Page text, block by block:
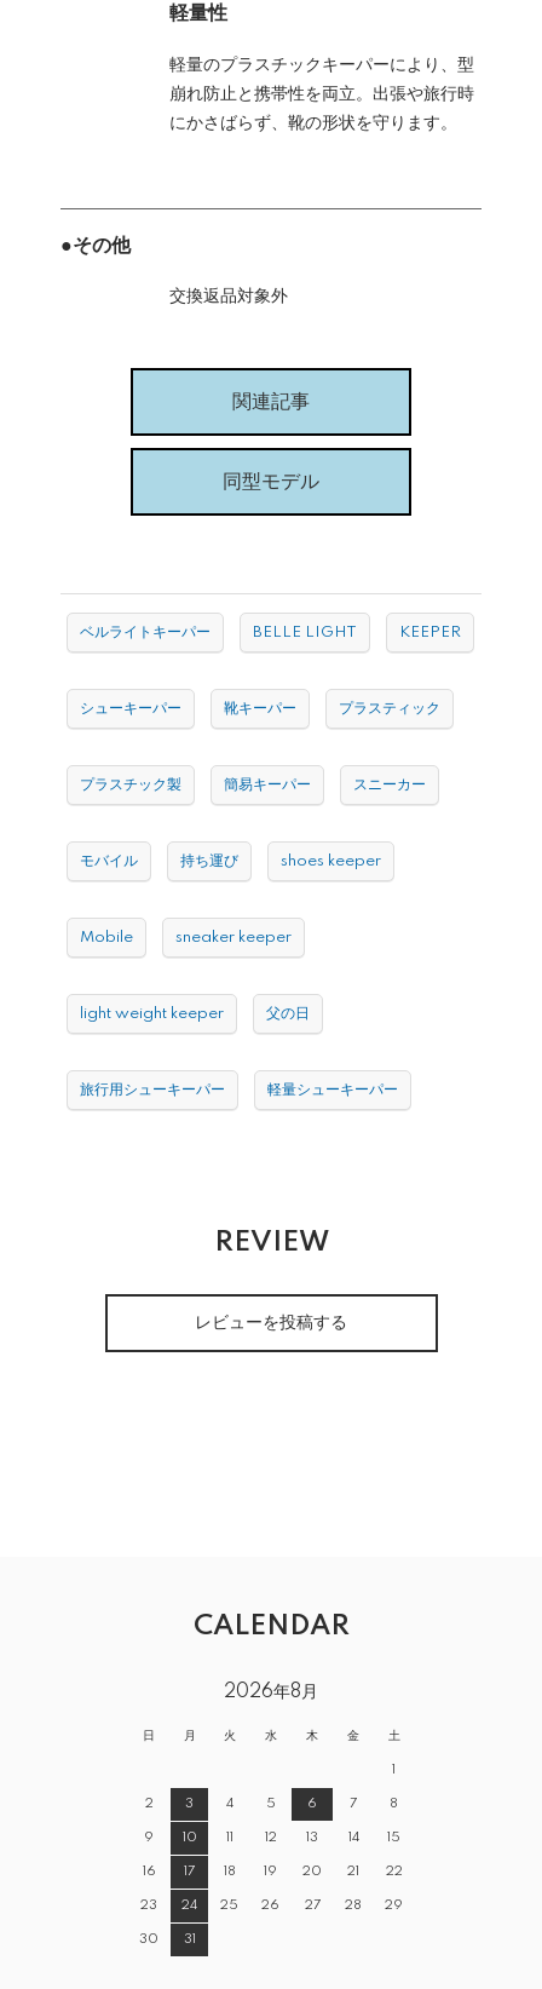
軽量性
軽量のプラスチックキーパーにより、型
崩れ防止と携帯性を両立。出張や旅行時
にかさばらず、靴の形状を守ります。
●その他
交換返品対象外
関連記事
同型モデル
ベルライトキーパー BELLE LIGHT KEEPER
シューキーパー 靴キーパー プラスティック
プラスチック製 簡易キーパー スニーカー
モバイル 持ち運び shoes keeper
Mobile sneaker keeper
light weight keeper 父の日
旅行用シューキーパー 軽量シューキーパー
REVIEW
レビューを投稿する
CALENDAR
2026年8月
日 月 火 水 木 金 土
2 3 4 5 6 7 8
9 10 12 13 14 15
16 17 18 19 20 21 22
23 24 25 26 27 28 29
30 31